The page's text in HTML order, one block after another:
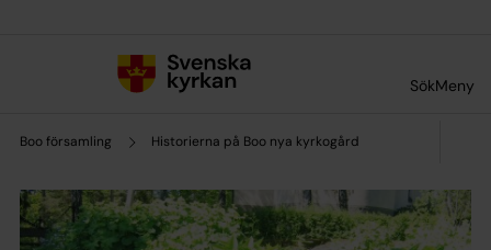
SökMeny
Boo församling Historierna på Boo nya kyrkogård